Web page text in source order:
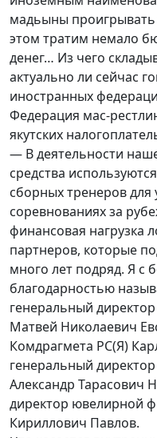
мадьыны проигрывать
этом тратим немало
денег… Из чего
актуально ли сейчас
иностранных
Федерация мас-
якутских
— В деятельности
средства
сборных тренеров
соревнованиях за
финансовая нагрузка
партнеров, которые
много лет подряд. Я с
благодарностью
генеральный
Матвей Николаевич
Комдрагмета РС(Я)
генеральный
Александр Тарасович
директор ювелирной
Кириллович Павлов.